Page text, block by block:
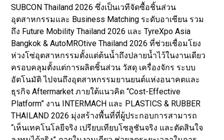
SUBCON Thailand 2026 ซึ่งเป็นเวทีจัดซื้อชิ้นส่วน
อุตสาหกรรมและ Business Matching ระดับอาเซียน รวม
ถึง Future Mobility Thailand 2026 และ TyreXpo Asia
Bangkok & AutoMROtive Thailand 2026 ที่ช่วยเชื่อมโยง
ห่วงโซ่อุตสาหกรรมตั้งแต่ต้นน้ำถึงปลายน้ำไว้ในงานเดียว
ครอบคลุมตั้งแต่การผลิตชิ้นส่วน วัสดุ เครื่องจักร ระบบ
อัตโนมัติ ไปจนถึงอุตสาหกรรมยานยนต์แห่งอนาคตและ
ธุรกิจ Aftermarket ภายใต้แนวคิด “Cost-Effective
Platform” งาน INTERMACH และ PLASTICS & RUBBER
THAILAND 2026 มุ่งสร้างพื้นที่ที่ผู้ประกอบการสามารถ
“เห็นเทคโนโลยีจริง เปรียบเทียบโซลูชันจริง และตัดสินใจ